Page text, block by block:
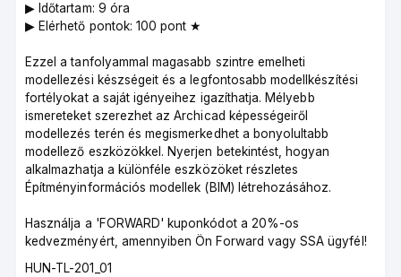
▶︎ Időtartam: 9 óra
▶︎ Elérhető pontok: 100 pont ★
Ezzel a tanfolyammal magasabb szintre emelheti
modellezési készségeit és a legfontosabb modellkészítési
fortélyokat a saját igényeihez igazíthatja. Mélyebb
ismereteket szerezhet az Archicad képességeiről
modellezés terén és megismerkedhet a bonyolultabb
modellező eszközökkel. Nyerjen betekintést, hogyan
alkalmazhatja a különféle eszközöket részletes
Építményinformációs modellek (BIM) létrehozásához.
Használja a 'FORWARD' kuponkódot a 20%-os
kedvezményért, amennyiben Ön Forward vagy SSA ügyfél!
Course
HUN-TL-201_01